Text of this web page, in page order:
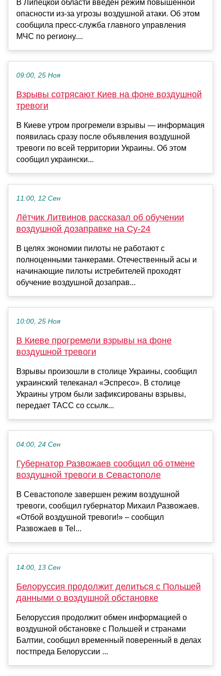
В Липецкой области введён режим повышенной
опасности из-за угрозы воздушной атаки. Об этом
сообщила пресс-служба главного управления
МЧС по региону....
09:00, 25 Ноя
Взрывы сотрясают Киев на фоне воздушной
тревоги
В Киеве утром прогремели взрывы — информация
появилась сразу после объявления воздушной
тревоги по всей территории Украины. Об этом
сообщил украински...
11:00, 12 Сен
Лётчик Литвинов рассказал об обучении
воздушной дозаправке на Су-24
В целях экономии пилоты не работают с
полноценными танкерами. Отечественный асы и
начинающие пилоты истребителей проходят
обучение воздушной дозаправ...
10:00, 25 Ноя
В Киеве прогремели взрывы на фоне
воздушной тревоги
Взрывы произошли в столице Украины, сообщил
украинский телеканал «Эспресо». В столице
Украины утром были зафиксированы взрывы,
передает ТАСС со ссылк...
04:00, 24 Сен
Губернатор Развожаев сообщил об отмене
воздушной тревоги в Севастополе
В Севастополе завершен режим воздушной
тревоги, сообщил губернатор Михаил Развожаев.
«Отбой воздушной тревоги!» – сообщил
Развожаев в Tel...
14:00, 13 Сен
Белоруссия продолжит делиться с Польшей
данными о воздушной обстановке
Белоруссия продолжит обмен информацией о
воздушной обстановке с Польшей и странами
Балтии, сообщил временный поверенный в делах
постпреда Белоруссии ...